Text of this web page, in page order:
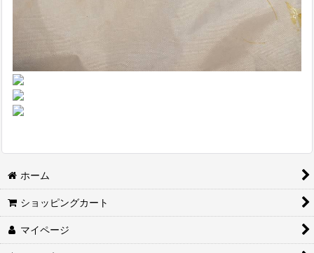
ホーム
ショッピングカート
マイページ